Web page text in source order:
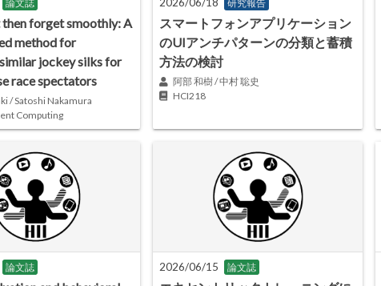
論文誌
forget smoothly: A
method for
jockey silks for
race spectators
/ Satoshi Nakamura
Computing
研究報告
スマートフォンアプリケーション
のUIアンチパターンの分類と蓄積
方法の検討
阿部 和樹 / 中村 聡史
HCI218
論文誌 2026/06/15 論文誌